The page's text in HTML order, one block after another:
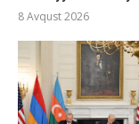
8 Avqust 2026